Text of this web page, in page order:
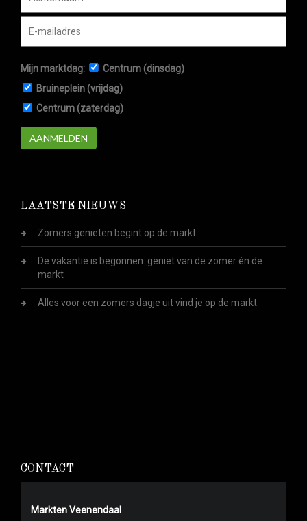
Mijn marktdag:
Centrum (dinsdag)
Bruineplein (vrijdag)
Centrum (zaterdag)
AANMELDEN
LAATSTE NIEUWS
Zomers genieten begint op de markt
De vakantie is begonnen: geniet van de zomer én de
markt
Alles voor een zomers dagje uit vind je op de markt
CONTACT
Markten Veenendaal